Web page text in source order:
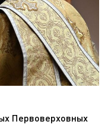
Первоверховных